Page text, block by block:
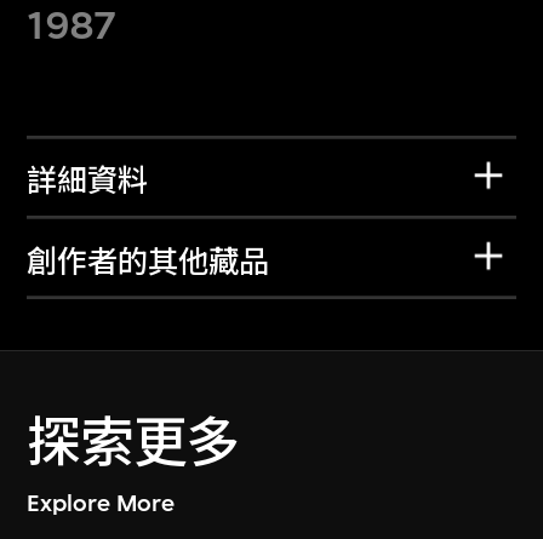
1987
詳細資料
創作者的其他藏品
探索更多
Explore More